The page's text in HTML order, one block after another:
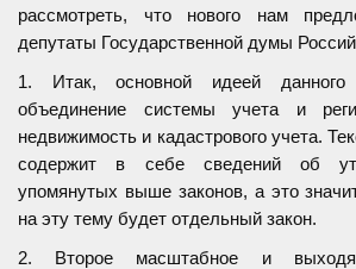
рассмотреть, что нового нам
депутаты Государственной думы
1. Итак, основной идеей данного
объединение системы учета и
недвижимость и кадастрового учета.
содержит в себе сведений об
упомянутых выше законов, а это
на эту тему будет отдельный закон.
2. Второе масштабное и